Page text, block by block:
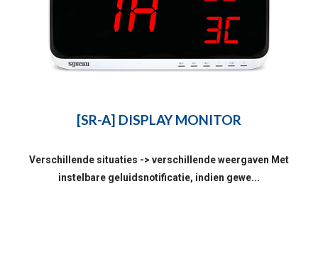
[SR-A] DISPLAY MONITOR
Verschillende situaties -> verschillende weergaven Met
instelbare geluidsnotificatie, indien gewe...